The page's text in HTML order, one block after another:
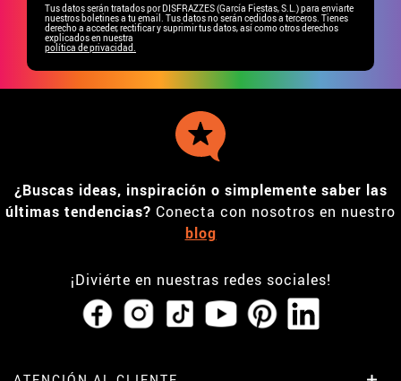
Tus datos serán tratados por DISFRAZZES (García Fiestas, S.L.) para enviarte
nuestros boletines a tu email. Tus datos no serán cedidos a terceros. Tienes
derecho a acceder, rectificar y suprimir tus datos, así como otros derechos
explicados en nuestra
política de privacidad.
¿Buscas ideas, inspiración o simplemente saber las
últimas tendencias? Conecta con nosotros en nuestro
blog
¡Diviérte en nuestras redes sociales!